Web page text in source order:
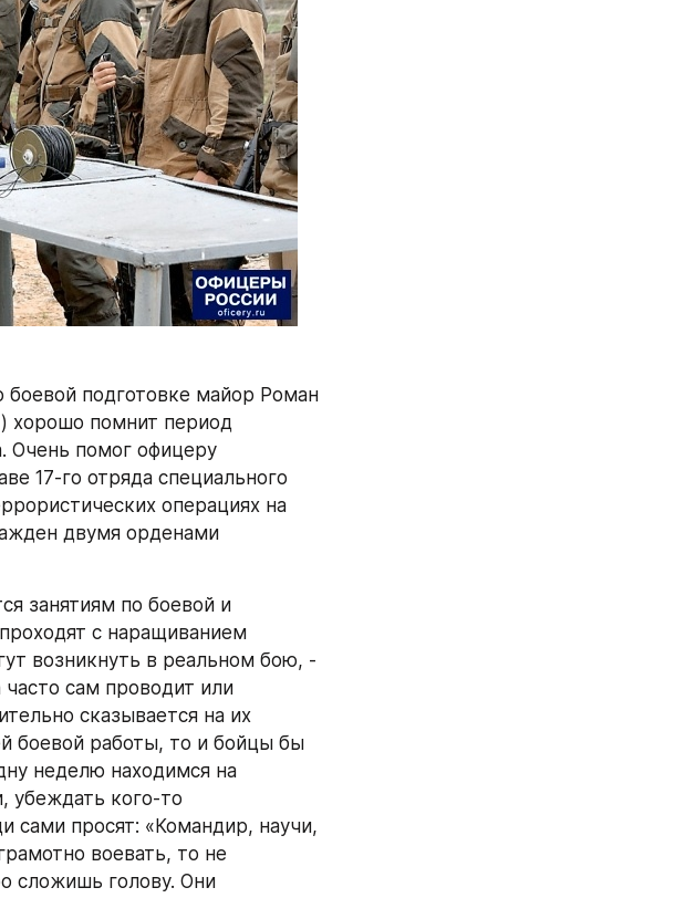
подготовке майор Роман
) хорошо помнит период
Очень помог офицеру
17-го отряда специального
операциях на
двумя орденами
занятиям по боевой и
с наращиванием
возникнуть в реальном бою, -
сам проводит или
сказывается на их
боевой работы, то и бойцы бы
неделю находимся на
убеждать кого-то
сами просят: «Командир, научи,
воевать, то не
сложишь голову. Они